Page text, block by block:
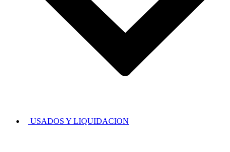
USADOS Y LIQUIDACION